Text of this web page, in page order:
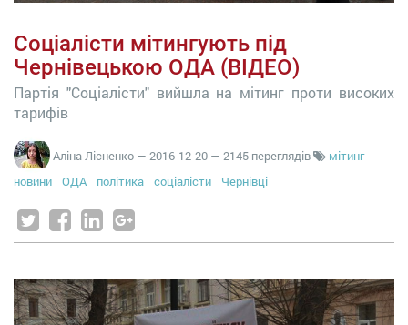
Соціалісти мітингують під
Чернівецькою ОДА (ВІДЕО)
Партія "Соціалісти" вийшла на мітинг проти високих
тарифів
Аліна Лісненко — 2016-12-20 — 2145 переглядів
мітинг
новини
ОДА політика соціалісти Чернівці